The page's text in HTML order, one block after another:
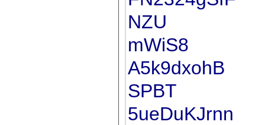
NZU
mWiS8
A5k9dxohB
SPBT
5ueDuKJrnn